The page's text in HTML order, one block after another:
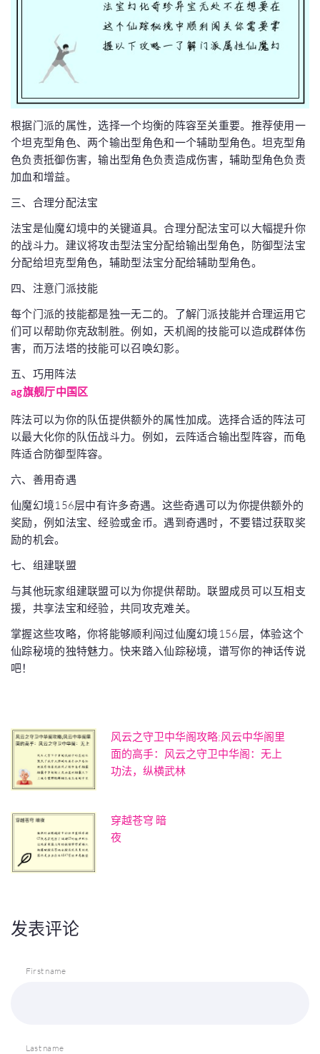
根据门派的属性，选择一个均衡的阵容至关重要。推荐使用一
个坦克型角色、两个输出型角色和一个辅助型角色。坦克型角
色负责抵御伤害，输出型角色负责造成伤害，辅助型角色负责
加血和增益。
三、合理分配法宝
法宝是仙魔幻境中的关键道具。合理分配法宝可以大幅提升你
的战斗力。建议将攻击型法宝分配给输出型角色，防御型法宝
分配给坦克型角色，辅助型法宝分配给辅助型角色。
四、注意门派技能
每个门派的技能都是独一无二的。了解门派技能并合理运用它
们可以帮助你克敌制胜。例如，天机阁的技能可以造成群体伤
害，而万法塔的技能可以召唤幻影。
五、巧用阵法
ag旗舰厅中国区
阵法可以为你的队伍提供额外的属性加成。选择合适的阵法可
以最大化你的队伍战斗力。例如，云阵适合输出型阵容，而龟
阵适合防御型阵容。
六、善用奇遇
仙魔幻境156层中有许多奇遇。这些奇遇可以为你提供额外的
奖励，例如法宝、经验或金币。遇到奇遇时，不要错过获取奖
励的机会。
七、组建联盟
与其他玩家组建联盟可以为你提供帮助。联盟成员可以互相支
援，共享法宝和经验，共同攻克难关。
掌握这些攻略，你将能够顺利闯过仙魔幻境156层，体验这个
仙踪秘境的独特魅力。快来踏入仙踪秘境，谱写你的神话传说
吧！
风云之守卫中华阁攻略;风云中华阁里
面的高手：风云之守卫中华阁：无上
功法，纵横武林
穿越苍穹 暗
夜
发表评论
First name
Last name